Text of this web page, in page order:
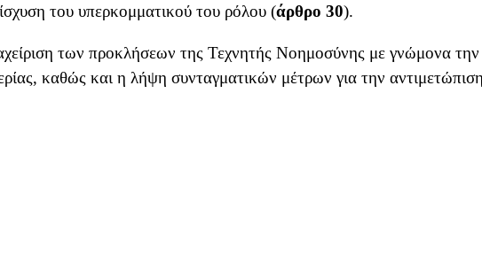
του υπερκομματικού του ρόλου (άρθρο 30).
των προκλήσεων της Τεχνητής Νοημοσύνης με γνώμονα την
καθώς και η λήψη συνταγματικών μέτρων για την